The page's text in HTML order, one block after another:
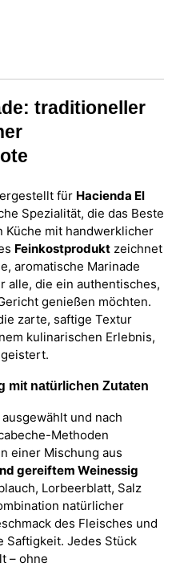
traditioneller
für Hacienda El
Spezialität, die das Beste
mit handwerklicher
Feinkostprodukt zeichnet
aromatische Marinade
alle, die ein authentisches,
genießen möchten.
zarte, saftige Textur
kulinarischen Erlebnis,
mit natürlichen Zutaten
und nach
Methoden
einer Mischung aus
gereiftem Weinessig
Lorbeerblatt, Salz
natürlicher
des Fleisches und
Saftigkeit. Jedes Stück
– ohne